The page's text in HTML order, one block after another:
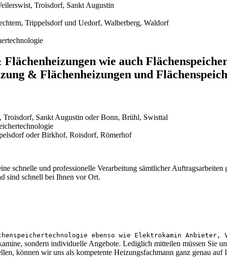
Troisdorf, Sankt Augustin
Trippelsdorf und Uedorf, Walberberg, Waldorf
wie auch
& Flächenheizungen und
Sankt Augustin oder Bonn, Brühl, Swisttal
oder Birkhof, Roisdorf, Römerhof
schnelle und professionelle Verarbeitung sämtlicher Auftragsarbeiten
sind schnell bei Ihnen vor Ort.
ebenso wie Elektrokamin Anbieter,
sondern individuelle Angebote. Lediglich mitteilen müssen Sie
können wir uns als kompetente Heizungsfachmann ganz genau auf